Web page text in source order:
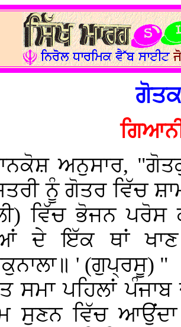
ਅਨੁਸਾਰ,
ਨੂੰ ਗੋਤਰ ਵਿੱਚ
ਵਿੱਚ ਭੋਜਨ
ਦੇ ਇੱਕ ਥਾਂ
' (ਗੁਪ੍ਰਸੂ) "
ਸਮਾ ਪਹਿਲਾਂ
ਸੁਣਨ ਵਿੱਚ ਆਉਂਦਾ